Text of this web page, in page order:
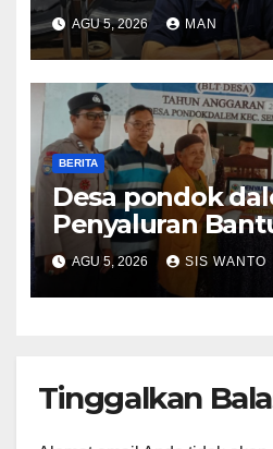
Ketua DPRD”
AGU 5, 2026 MAN
BERITA
Desa pondok
Penyaluran
Langsung Tunai
Pondokdalem
Semboro: sangat
AGU 5, 2026 SIS WANTO
Tinggalkan